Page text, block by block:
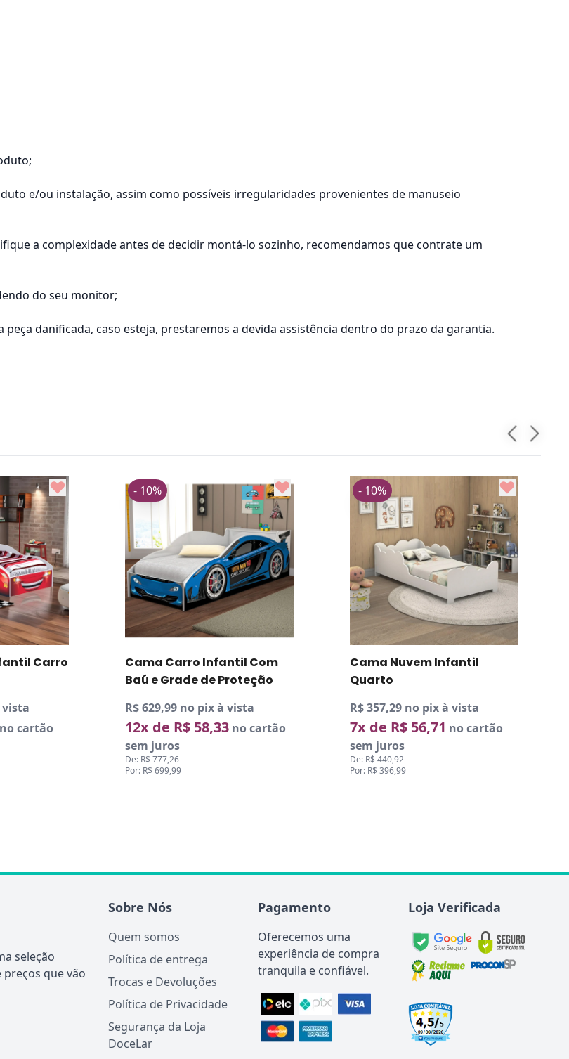
e/ou instalação, assim como possíveis irregularidades provenientes de manuseio
a complexidade antes de decidir montá-lo sozinho, recomendamos que contrate um
do seu monitor;
peça danificada, caso esteja, prestaremos a devida assistência dentro do prazo da garantia.
Carro
vista
no cartão
Cama Carro Infantil Com
Baú e Grade de Proteção
R$ 629,99 no pix à vista
12x de R$ 58,33 no cartão
sem juros
De:R$ 777,26
Por: R$ 699,99
- 10%
Cama Nuvem Infantil
Quarto
R$ 357,29 no pix à vista
7x de R$ 56,71 no cartão
sem juros
De:R$ 440,92
Por: R$ 396,99
- 10%
seleção
que vão
Sobre Nós
Quem somos
Política de entrega
Trocas e Devoluções
Política de Privacidade
Segurança da Loja
DoceLar
Pagamento
Oferecemos uma
experiência de compra
tranquila e confiável.
Loja Verificada